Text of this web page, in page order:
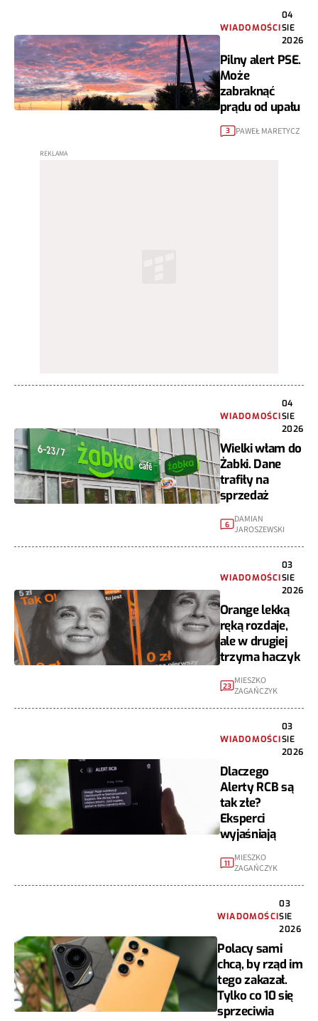
WIADOMOŚCI
04
SIE
2026
Pilny alert PSE.
Może
zabraknąć
prądu od upału
3 PAWEŁ MARETYCZ
WIADOMOŚCI
04
SIE
2026
Wielki włam do
Żabki. Dane
trafiły na
sprzedaż
6 DAMIAN
JAROSZEWSKI
WIADOMOŚCI
03
SIE
2026
Orange lekką
ręką rozdaje,
ale w drugiej
trzyma haczyk
23 MIESZKO
ZAGAŃCZYK
WIADOMOŚCI
03
SIE
2026
Dlaczego
Alerty RCB są
tak złe?
Eksperci
wyjaśniają
11 MIESZKO
ZAGAŃCZYK
WIADOMOŚCI
03
SIE
2026
Polacy sami
chcą, by rząd im
tego zakazał.
Tylko co 10 się
sprzeciwia